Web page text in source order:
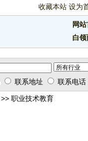
收藏本站 设为
网
白
联系地址 联系电话
>> 职业技术教育